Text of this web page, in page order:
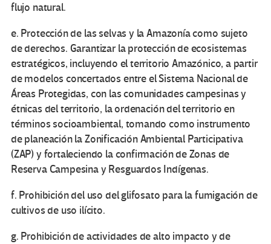
flujo natural.
e. Protección de las selvas y la Amazonía como sujeto
de derechos. Garantizar la protección de ecosistemas
estratégicos, incluyendo el territorio Amazónico, a partir
de modelos concertados entre el Sistema Nacional de
Áreas Protegidas, con las comunidades campesinas y
étnicas del territorio, la ordenación del territorio en
términos socioambiental, tomando como instrumento
de planeación la Zonificación Ambiental Participativa
(ZAP) y fortaleciendo la confirmación de Zonas de
Reserva Campesina y Resguardos Indígenas.
f. Prohibición del uso del glifosato para la fumigación de
cultivos de uso ilícito.
g. Prohibición de actividades de alto impacto y de